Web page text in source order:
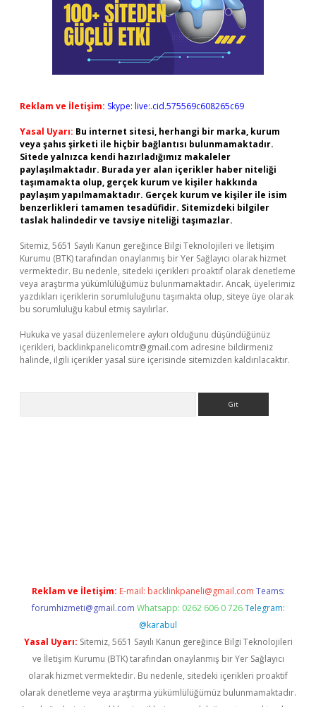
Reklam ve İletişim: Skype: live:.cid.575569c608265c69
Yasal Uyarı: Bu internet sitesi, herhangi bir marka, kurum
veya şahıs şirketi ile hiçbir bağlantısı bulunmamaktadır.
Sitede yalnızca kendi hazırladığımız makaleler
paylaşılmaktadır. Burada yer alan içerikler haber niteliği
taşımamakta olup, gerçek kurum ve kişiler hakkında
paylaşım yapılmamaktadır. Gerçek kurum ve kişiler ile isim
benzerlikleri tamamen tesadüfidir. Sitemizdeki bilgiler
taslak halindedir ve tavsiye niteliği taşımazlar.
Sitemiz, 5651 Sayılı Kanun gereğince Bilgi Teknolojileri ve İletişim
Kurumu (BTK) tarafından onaylanmış bir Yer Sağlayıcı olarak hizmet
vermektedir. Bu nedenle, sitedeki içerikleri proaktif olarak denetleme
veya araştırma yükümlülüğümüz bulunmamaktadır. Ancak, üyelerimiz
yazdıkları içeriklerin sorumluluğunu taşımakta olup, siteye üye olarak
bu sorumluluğu kabul etmiş sayılırlar.
Hukuka ve yasal düzenlemelere aykırı olduğunu düşündüğünüz
içerikleri, backlinkpanelicomtr@gmail.com adresine bildirmeniz
halinde, ilgili içerikler yasal süre içerisinde sitemizden kaldırılacaktır.
Reklam ve İletişim: E-mail: backlinkpaneli@gmail.com Teams:
forumhizmeti@gmail.com Whatsapp: 0262 606 0 726 Telegram:
@karabul
Yasal Uyarı: Sitemiz, 5651 Sayılı Kanun gereğince Bilgi Teknolojileri
ve İletişim Kurumu (BTK) tarafından onaylanmış bir Yer Sağlayıcı
olarak hizmet vermektedir. Bu nedenle, sitedeki içerikleri proaktif
olarak denetleme veya araştırma yükümlülüğümüz bulunmamaktadır.